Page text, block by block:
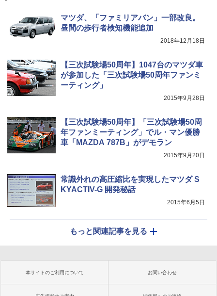
マツダ、「ファミリアバン」一部改良。
昼間の歩行者検知機能追加
2018年12月18日
【三次試験場50周年】1047台のマツダ車
が参加した「三次試験場50周年ファンミ
ーティング」
2015年9月28日
【三次試験場50周年】「三次試験場50周
年ファンミーティング」でル・マン優勝
車「MAZDA 787B」がデモラン
2015年9月20日
常識外れの高圧縮比を実現したマツダ S
KYACTIV-G 開発秘話
2015年6月5日
もっと関連記事を見る
本サイトのご利用について お問い合わせ